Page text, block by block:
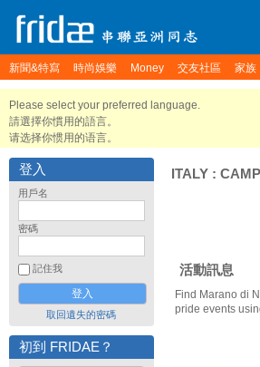
新聞&特寫 時尚娛樂 Money 交友社區 家族
Please select your preferred language.
請選擇你慣用的語言。
请选择你惯用的语言。
登入
用戶名
密碼
記住我
取回遺失的密碼
初到 FRIDAE？
ITALY :
活動訊息
Find Marano di
pride events